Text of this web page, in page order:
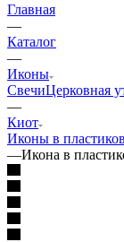
Главная
—
Каталог
—
Иконы
СвечиЦерковная
—
Киот
Иконы в
—Икона в